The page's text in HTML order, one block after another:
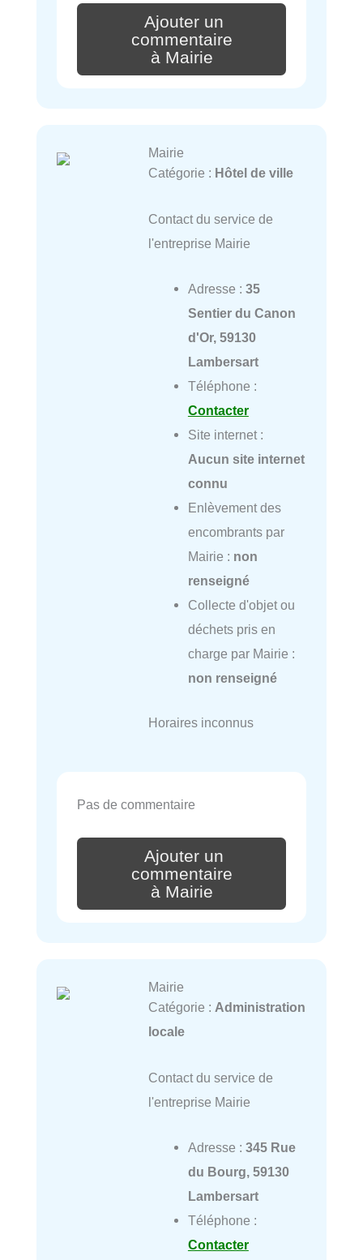
Ajouter un
commentaire
à Mairie
Mairie
Catégorie : Hôtel de ville
Contact du service de
l'entreprise Mairie
Adresse : 35
Sentier du Canon
d'Or, 59130
Lambersart
Téléphone :
Contacter
Site internet :
Aucun site internet
connu
Enlèvement des
encombrants par
Mairie : non
renseigné
Collecte d'objet ou
déchets pris en
charge par Mairie :
non renseigné
Horaires inconnus
Pas de commentaire
Ajouter un
commentaire
à Mairie
Mairie
Catégorie : Administration
locale
Contact du service de
l'entreprise Mairie
Adresse : 345 Rue
du Bourg, 59130
Lambersart
Téléphone :
Contacter